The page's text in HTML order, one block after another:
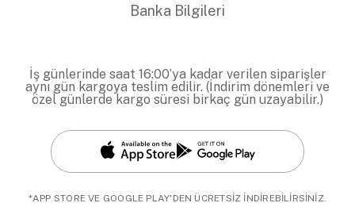
Banka Bilgileri
İş günlerinde saat 16:00’ya kadar verilen siparişler
aynı gün kargoya teslim edilir. (İndirim dönemleri ve
özel günlerde kargo süresi birkaç gün uzayabilir.)
*APP STORE VE GOOGLE PLAY'DEN ÜCRETSİZ İNDİREBİLİRSİNİZ.